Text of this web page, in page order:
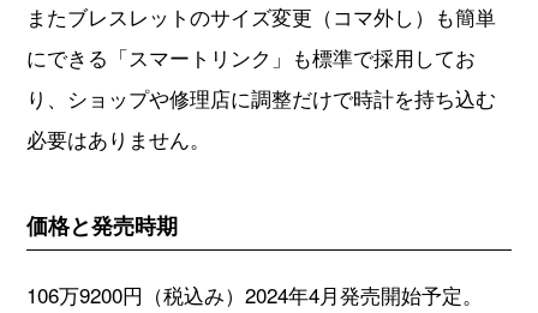
またブレスレットのサイズ変更（コマ外し）も簡単
にできる「スマートリンク」も標準で採用してお
り、ショップや修理店に調整だけで時計を持ち込む
必要はありません。
価格と発売時期
106万9200円（税込み）2024年4月発売開始予定。